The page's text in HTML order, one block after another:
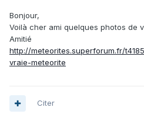
Bonjour,
Voilà cher ami quelques photos de
Amitié
http://meteorites.superforum.fr/
vraie-meteorite
Citer